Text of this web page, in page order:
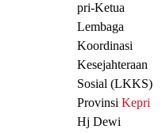
pri-Ketua
Lembaga
Koordinasi
Kesejahteraan
Sosial (LKKS)
Provinsi Kepri
Hj Dewi